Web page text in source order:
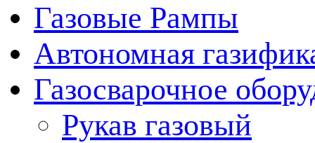
Газовые Рампы
Автономная
Газосварочное
Рукав газовый